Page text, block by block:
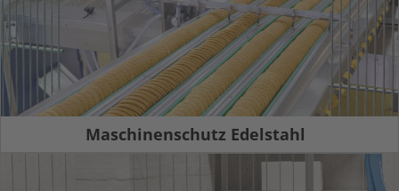
Maschinenschutz Edelstahl